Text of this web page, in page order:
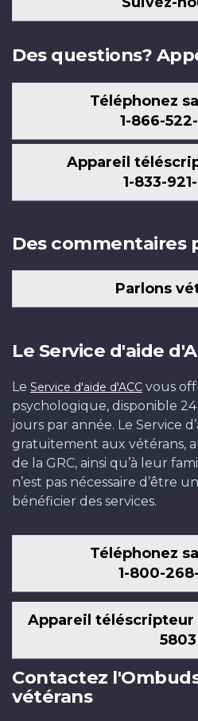
Des questions?
Téléphonez
1-866-
Appareil
1-833-
Des commentaires
Parlons
Le Service d'aide
Le Service d'aide d'ACC vous
psychologique, disponible
jours par année. Le Service
gratuitement aux vétérans,
de la GRC, ainsi qu’à leur
n’est pas nécessaire d’être
bénéficier des services.
Téléphonez
1-800-
Appareil téléscripteur
5803
Contactez
vétérans